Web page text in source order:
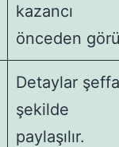
kazancı
önceden
Detaylar
şekilde
paylaşılır.